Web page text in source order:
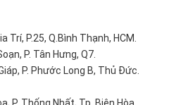
Trí, P.25, Q.Bình Thạnh, HCM.
P. Tân Hưng, Q7.
P. Phước Long B, Thủ Đức.